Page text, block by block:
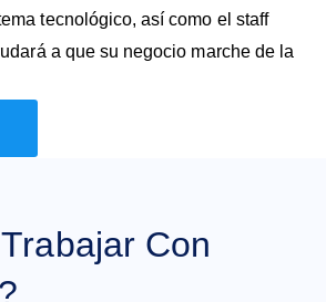
tecnológico, así como el staff
a que su negocio marche de la
Con